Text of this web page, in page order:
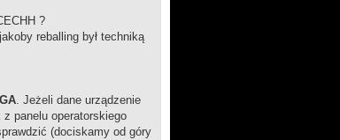
?
reballing był techniką
. Jeżeli dane urządzenie
panelu operatorskiego
(dociskamy od góry